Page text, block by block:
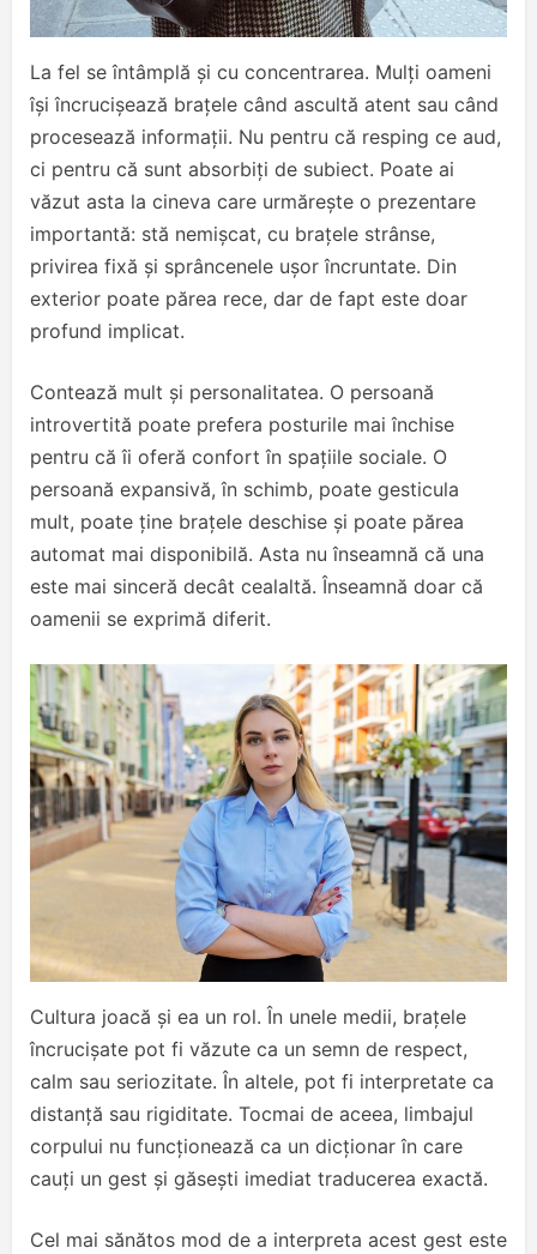
La fel se întâmplă și cu concentrarea. Mulți oameni
își încrucișează brațele când ascultă atent sau când
procesează informații. Nu pentru că resping ce aud,
ci pentru că sunt absorbiți de subiect. Poate ai
văzut asta la cineva care urmărește o prezentare
importantă: stă nemișcat, cu brațele strânse,
privirea fixă și sprâncenele ușor încruntate. Din
exterior poate părea rece, dar de fapt este doar
profund implicat.
Contează mult și personalitatea. O persoană
introvertită poate prefera posturile mai închise
pentru că îi oferă confort în spațiile sociale. O
persoană expansivă, în schimb, poate gesticula
mult, poate ține brațele deschise și poate părea
automat mai disponibilă. Asta nu înseamnă că una
este mai sinceră decât cealaltă. Înseamnă doar că
oamenii se exprimă diferit.
Cultura joacă și ea un rol. În unele medii, brațele
încrucișate pot fi văzute ca un semn de respect,
calm sau seriozitate. În altele, pot fi interpretate ca
distanță sau rigiditate. Tocmai de aceea, limbajul
corpului nu funcționează ca un dicționar în care
cauți un gest și găsești imediat traducerea exactă.
Cel mai sănătos mod de a interpreta acest gest este